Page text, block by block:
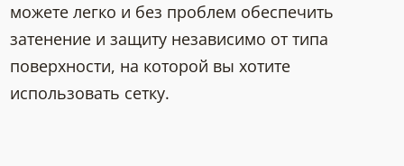
можете легко и без проблем обеспечить
затенение и защиту независимо от типа
поверхности, на которой вы хотите
использовать сетку.